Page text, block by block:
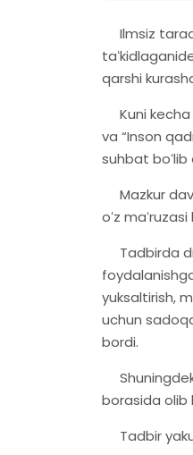
Ilmsiz
qarshi
Kuni kecha
va “Inson
suhbat boʻlib
Mazkur
oʻz
Tadbirda
yuksaltirish,
uchun
bordi.
borasida olib
Tadbir